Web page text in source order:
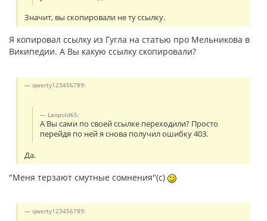
Значит, вы скопировали не ту ссылку.
Я копировал ссылку из Гугла на статью про Мельникова в
Википедии. А Вы какую ссылку скопировали?
qwerty123456789:
Leopold65:
А Вы сами по своей ссылке переходили? Просто
перейдя по ней я снова получил ошибку 403.
Да.
"Меня терзают смутные сомнения"(с)
qwerty123456789: